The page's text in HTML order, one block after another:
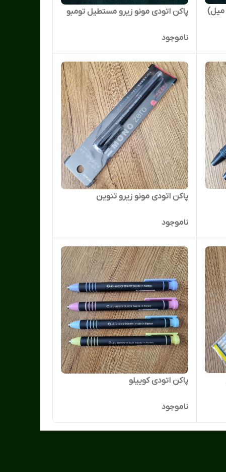
پاکن اتودی مونو زیرو مستطیل تومبو
ناموجود
پاکن اتودی مونو زیرو تنوین
ناموجود
پاکن اتودی کوییلو
ناموجود